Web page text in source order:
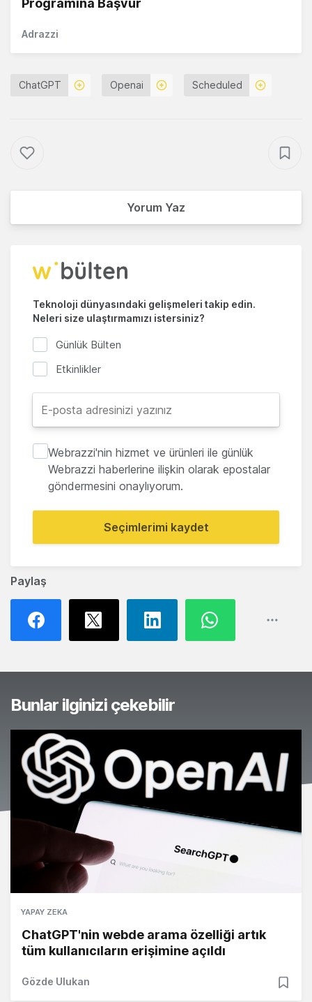
Paylaş
Programına Başvur
Adrazzi
ChatGPT Openai Scheduled
Yorum Yaz
Teknoloji dünyasındaki gelişmeleri takip edin.
Neleri size ulaştırmamızı istersiniz?
Günlük Bülten
Etkinlikler
Webrazzi'nin hizmet ve ürünleri ile günlük
Webrazzi haberlerine ilişkin olarak epostalar
göndermesini onaylıyorum.
Seçimlerimi kaydet
Bunlar ilginizi çekebilir
YAPAY ZEKA
ChatGPT'nin webde arama özelliği artık
tüm kullanıcıların erişimine açıldı
Gözde Ulukan